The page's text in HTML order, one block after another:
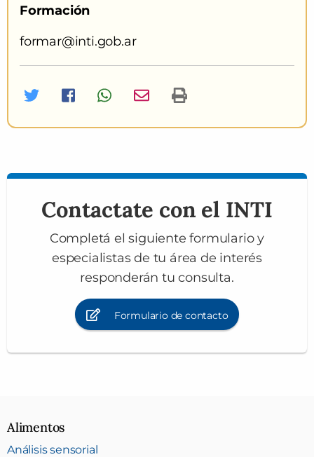
Formación
formar@inti.gob.ar
Twitter FacebookWhatsapp Imprimir curso
Contactate con el INTI
Completá el siguiente formulario y
especialistas de tu área de interés
responderán tu consulta.
Formulario de contacto
Alimentos
Análisis sensorial